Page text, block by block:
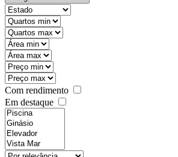
state
mintypo
maxtypo
minarea
maxarea
minprice
maxprice
Com rendimento
Em destaque
features